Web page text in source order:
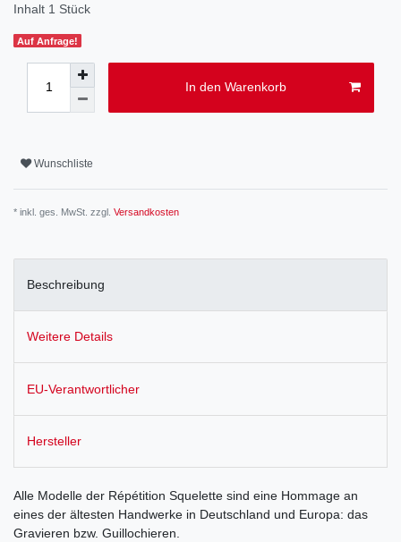
Inhalt 1 Stück
Auf Anfrage!
In den Warenkorb
Wunschliste
* inkl. ges. MwSt. zzgl. Versandkosten
Beschreibung
Weitere Details
EU-Verantwortlicher
Hersteller
Alle Modelle der Répétition Squelette sind eine Hommage an
eines der ältesten Handwerke in Deutschland und Europa: das
Gravieren bzw. Guillochieren.